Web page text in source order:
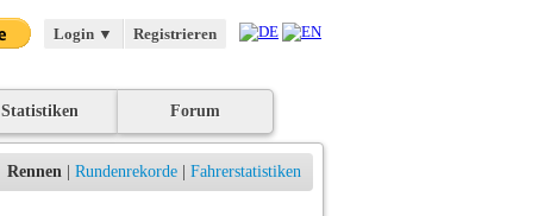
Login ▼ Registrieren
Statistiken Forum
Rennen Rundenrekorde Fahrerstatistiken